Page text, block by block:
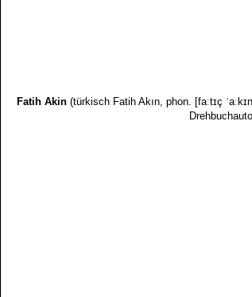
Fatih Akin (türkisch Fatih Akın, phon. [faːtɪç